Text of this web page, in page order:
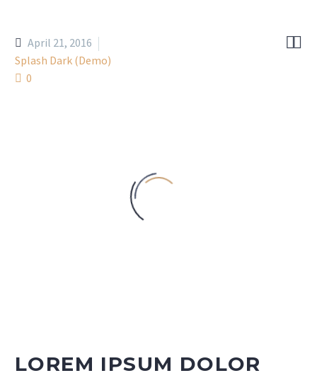

April 21, 2016
Splash Dark (Demo)
0
LOREM IPSUM DOLOR